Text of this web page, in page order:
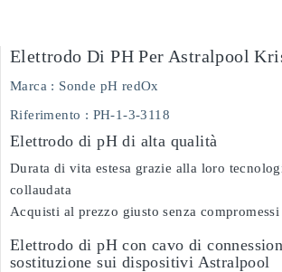
Elettrodo Di PH Per Astralpool
Marca : Sonde pH redOx
Riferimento : PH-1-3-3118
Elettrodo di pH di alta qualità
Durata di vita estesa grazie alla loro
collaudata
Acquisti al prezzo giusto senza
Elettrodo di pH con cavo di
sostituzione sui dispositivi Astralpool